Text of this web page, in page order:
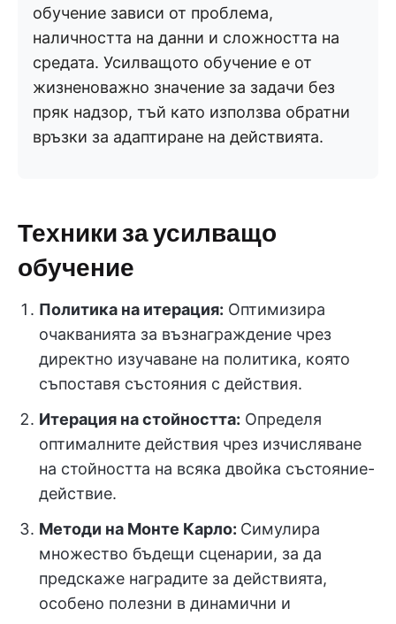
обучение зависи от проблема,
наличността на данни и сложността на
средата. Усилващото обучение е от
жизненоважно значение за задачи без
пряк надзор, тъй като използва обратни
връзки за адаптиране на действията.
Техники за усилващо
обучение
Политика на итерация: Оптимизира
очакванията за възнаграждение чрез
директно изучаване на политика, която
съпоставя състояния с действия.
Итерация на стойността: Определя
оптималните действия чрез изчисляване
на стойността на всяка двойка състояние-
действие.
Методи на Монте Карло: Симулира
множество бъдещи сценарии, за да
предскаже наградите за действията,
особено полезни в динамични и